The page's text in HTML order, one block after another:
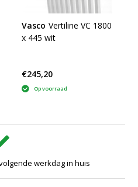
Vasco Vertiline VC 1800
x 445 wit
€245,20
Op voorraad
werkdag in huis